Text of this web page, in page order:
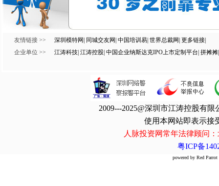
友情链接 >> 深圳模特网 同城交友网 中国培训易 世界总裁网 更多链接
企业单位 >>
江涛科技 江涛控股 中国企业纳斯达克IPO上市定制平台 拼摊摊
2009---2025@深圳市江涛控股有
使用本网站即表示接
人脉投资网常年法律顾问
粤ICP备
powered by Red